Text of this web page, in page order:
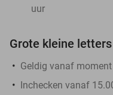
uur
Grote kleine letters
Geldig vanaf
Inchecken vanaf